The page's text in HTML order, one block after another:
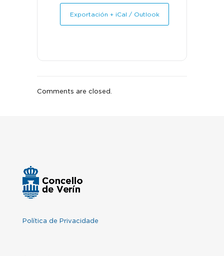
Exportación + iCal / Outlook
Comments are closed.
Política de Privacidade